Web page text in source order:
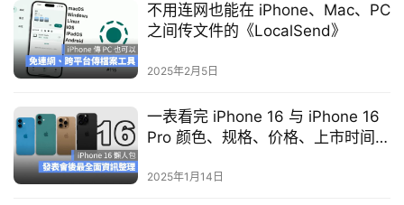
不用连网也能在 iPhone、Mac、PC
之间传文件的《LocalSend》
2025年2月5日
一表看完 iPhone 16 与 iPhone 16
Pro 颜色、规格、价格、上市时间资
2025年1月14日